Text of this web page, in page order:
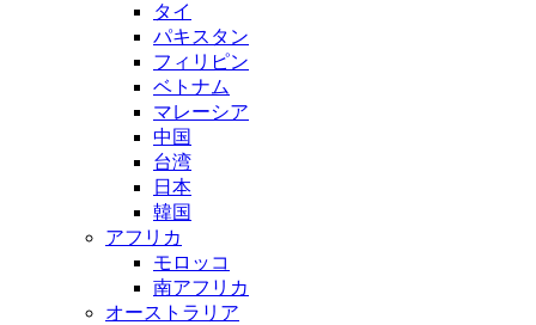
タイ
パキスタン
フィリピン
ベトナム
マレーシア
中国
台湾
日本
韓国
アフリカ
モロッコ
南アフリカ
オーストラリア